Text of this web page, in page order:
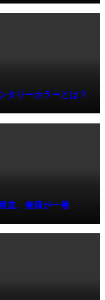
タリーホラーとは？
道、健康が一番